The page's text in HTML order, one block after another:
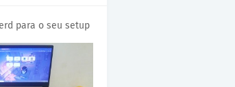
para o seu setup